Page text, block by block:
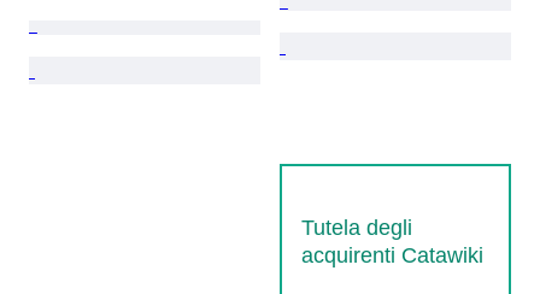
Tutela degli
acquirenti Catawiki